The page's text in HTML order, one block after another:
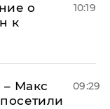
о
к
10:19
– Макс
09:29